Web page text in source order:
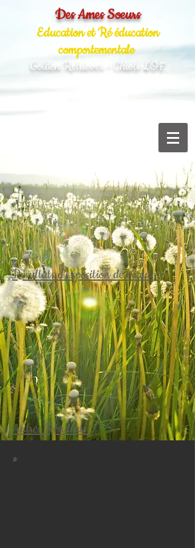
Des Ames Soeurs
Education et Ré éducation
comportementale
Golden Retriever - Chiots LOF
Résultats d'exposition de beauté:
Autres Résultats:
*